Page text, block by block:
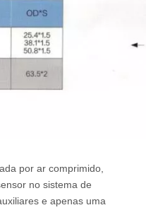
por ar comprimido,
no sistema de
e apenas uma